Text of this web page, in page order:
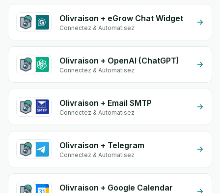
Olivraison + eGrow Chat Widget
Connectez & Automatisez
Olivraison + OpenAI (ChatGPT)
Connectez & Automatisez
Olivraison + Email SMTP
Connectez & Automatisez
Olivraison + Telegram
Connectez & Automatisez
Olivraison + Google Calendar